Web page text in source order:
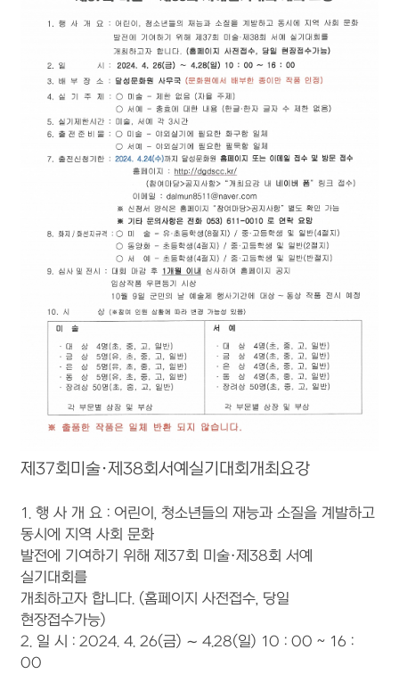
제37회미술·제38회서예실기대회개최요강
1. 행 사 개 요 : 어린이, 청소년들의 재능과 소질을 계발하고
동시에 지역 사회 문화
발전에 기여하기 위해 제37회 미술·제38회 서예
실기대회를
개최하고자 합니다. (홈페이지 사전접수, 당일
현장접수가능)
2. 일 시 : 2024. 4. 26(금) ∼ 4.28(일) 10 : 00 ~ 16 :
00